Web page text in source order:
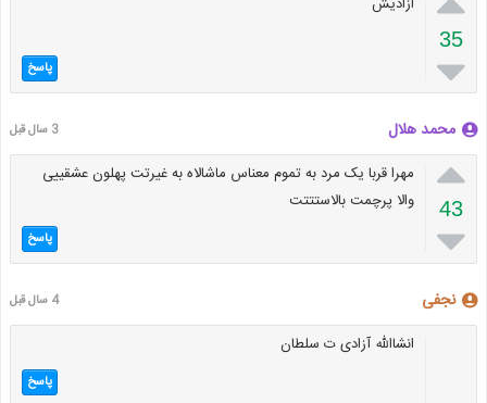
35
 پاسخ
محمد هلال 3 سال قبل

43

مهرا قربا یک مرد به تموم معناس ماشالاه به غیرتت پهلون عشقییی
والا پرچمت بالاستتتت
پاسخ
نجفی 4 سال قبل
انشاالله آزادی ت سلطان
پاسخ